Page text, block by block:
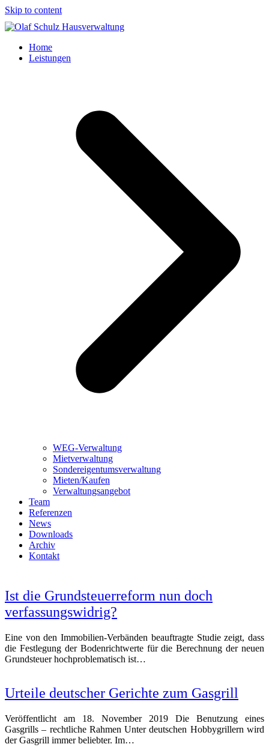
Skip to content
Home
Leistungen
WEG-Verwaltung
Mietverwaltung
Sondereigentumsverwaltung
Mieten/Kaufen
Verwaltungsangebot
Team
Referenzen
News
Downloads
Archiv
Kontakt
menu
menu
Ist die Grundsteuerreform nun doch
verfassungswidrig?
Eine von den Immobilien-Verbänden beauftragte Studie zeigt, dass
die Festlegung der Bodenrichtwerte für die Berechnung der neuen
Grundsteuer hochproblematisch ist…
Urteile deutscher Gerichte zum Gasgrill
Veröffentlicht am 18. November 2019 Die Benutzung eines
Gasgrills – rechtliche Rahmen Unter deutschen Hobbygrillern wird
der Gasgrill immer beliebter. Im…